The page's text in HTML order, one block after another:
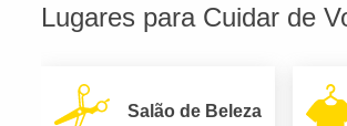
Lugares para Cuidar de
Salão de Beleza